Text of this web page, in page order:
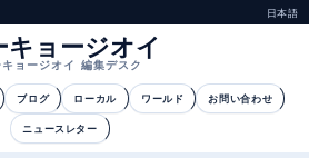
日本語
キョージオイ
キョージオイ 編集デスク
ブログ ローカル ワールド お問い合わせ
ニュースレター